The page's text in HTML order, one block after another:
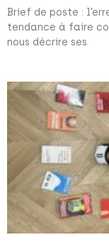
Brief de poste :
tendance à faire
nous décrire ses